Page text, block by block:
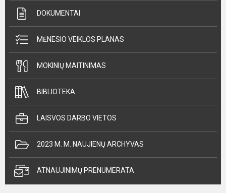
DOKUMENTAI
MĖNESIO VEIKLOS PLANAS
MOKINIŲ MAITINIMAS
BIBLIOTEKA
LAISVOS DARBO VIETOS
2023 M. M. NAUJIENŲ ARCHYVAS
ATNAUJINIMŲ PRENUMERATA